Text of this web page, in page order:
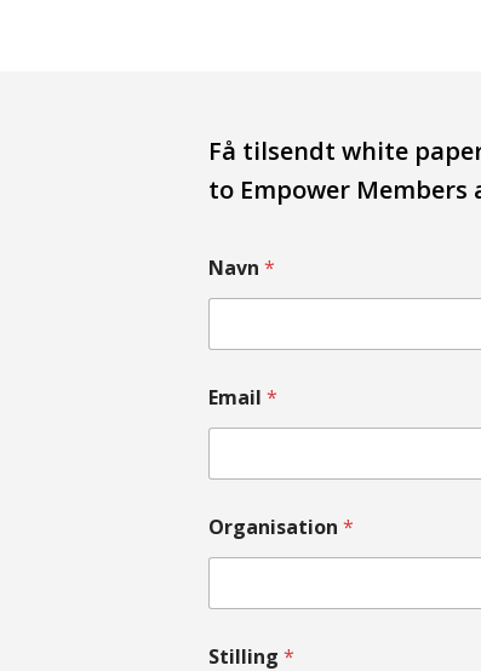
Få tilsendt white
to Empower Members
Navn*
Email*
Organisation*
Stilling*